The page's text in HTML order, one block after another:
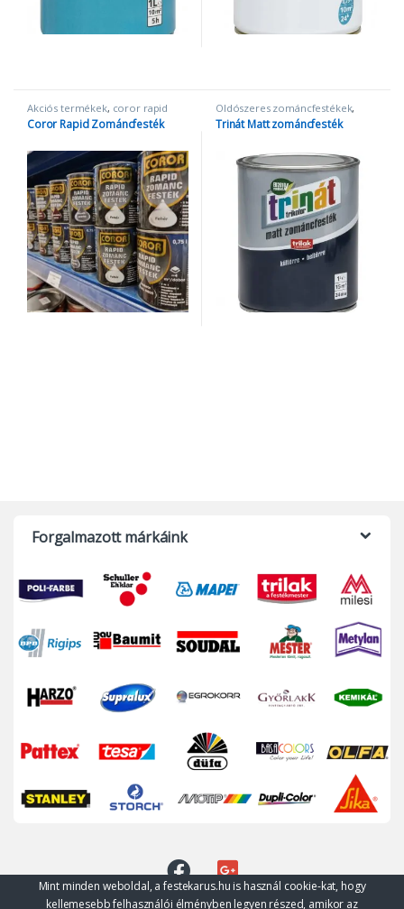
Akciós termékek, coror rapid
zománc,Oldószeres
zománcfestékek,
Coror Rapid Zománcfesték
Oldószeres zománcfestékek,
Zománcfestékek
Trinát Matt zománcfesték
Forgalmazott márkáink
Mint minden weboldal, a festekarus.hu is használ cookie-kat, hogy
kellemesebb felhasználói élményben legyen részed, amikor az